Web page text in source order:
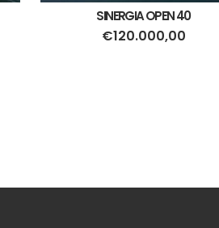
SINERGIA OPEN 40
€120.000,00